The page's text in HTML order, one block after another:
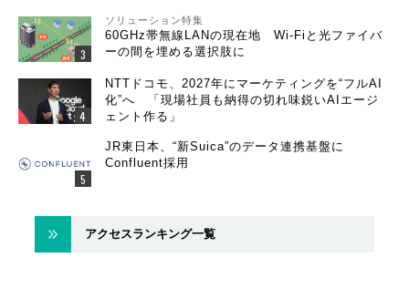
ソリューション特集
60GHz帯無線LANの現在地 Wi-Fiと光ファイバ
ーの間を埋める選択肢に
NTTドコモ、2027年にマーケティングを“フルAI
化”へ 「現場社員も納得の切れ味鋭いAIエージ
ェント作る」
JR東日本、“新Suica”のデータ連携基盤に
Confluent採用
アクセスランキング一覧